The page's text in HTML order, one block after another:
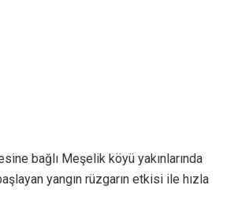
bağlı Meşelik köyü yakınlarında
yangın rüzgarın etkisi ile hızla